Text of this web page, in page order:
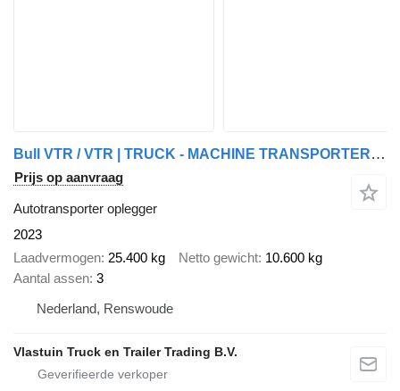
Bull VTR / VTR | TRUCK - MACHINE TRANSPORTER | STEERING AXLE | EXTENS
Prijs op aanvraag
Autotransporter oplegger
2023
Laadvermogen 25.400 kg Netto gewicht 10.600 kg
Aantal assen 3
Nederland, Renswoude
Vlastuin Truck en Trailer Trading B.V.